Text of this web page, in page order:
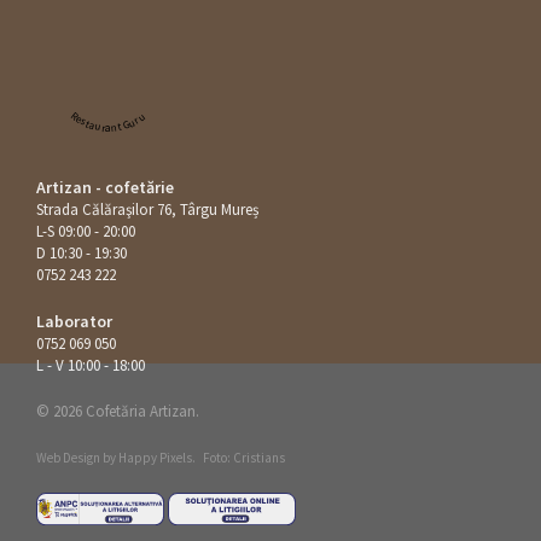
Restaurant Guru
Artizan - cofetărie
Strada Călăraşilor 76, Târgu Mureș
L-S 09:00 - 20:00
D 10:30 - 19:30
0752 243 222
Laborator
0752 069 050
L - V 10:00 - 18:00
© 2026 Cofetăria Artizan.
Web Design by Happy Pixels. Foto: Cristians